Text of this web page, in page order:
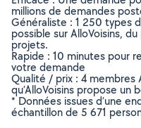
millions de demandes
Généraliste : 1 250 types
possible sur AlloVoisins,
projets.
Rapide : 10 minutes pour
votre demande
Qualité / prix : 4 membres
qu’AlloVoisins propose
* Données issues d’une
échantillon de 5 671